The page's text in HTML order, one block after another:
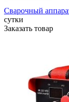
Сварочный
сутки
Заказать товар